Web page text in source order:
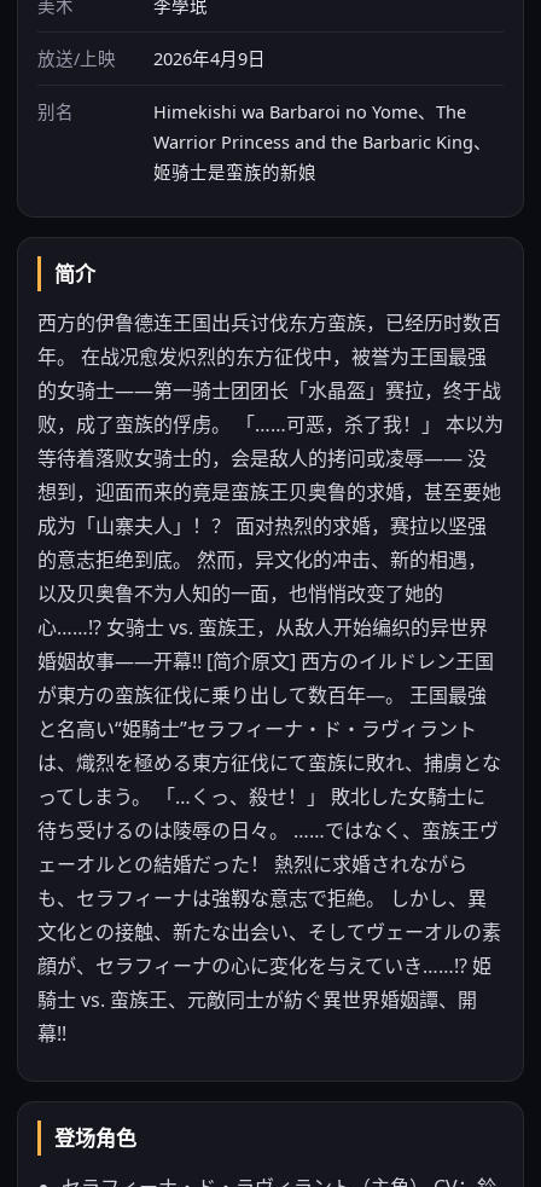
美术 李學珉
放送/上映 2026年4月9日
别名
Himekishi wa Barbaroi no Yome、The
Warrior Princess and the Barbaric King、
姬骑士是蛮族的新娘
简介
西方的伊鲁德连王国出兵讨伐东方蛮族，已经历时数百
年。 在战况愈发炽烈的东方征伐中，被誉为王国最强
的女骑士——第一骑士团团长「水晶盔」赛拉，终于战
败，成了蛮族的俘虏。 「……可恶，杀了我！」 本以为
等待着落败女骑士的，会是敌人的拷问或凌辱—— 没
想到，迎面而来的竟是蛮族王贝奥鲁的求婚，甚至要她
成为「山寨夫人」！？ 面对热烈的求婚，赛拉以坚强
的意志拒绝到底。 然而，异文化的冲击、新的相遇，
以及贝奥鲁不为人知的一面，也悄悄改变了她的
心……!? 女骑士 vs. 蛮族王，从敌人开始编织的异世界
婚姻故事——开幕!! [简介原文] 西方のイルドレン王国
が東方の蛮族征伐に乗り出して数百年―。 王国最強
と名高い“姫騎士”セラフィーナ・ド・ラヴィラント
は、熾烈を極める東方征伐にて蛮族に敗れ、捕虜とな
ってしまう。 「…くっ、殺せ！」 敗北した女騎士に
待ち受けるのは陵辱の日々。 ……ではなく、蛮族王ヴ
ェーオルとの結婚だった！ 熱烈に求婚されながら
も、セラフィーナは強靱な意志で拒絶。 しかし、異
文化との接触、新たな出会い、そしてヴェーオルの素
顔が、セラフィーナの心に変化を与えていき……!? 姫
騎士 vs. 蛮族王、元敵同士が紡ぐ異世界婚姻譚、開
幕!!
登场角色